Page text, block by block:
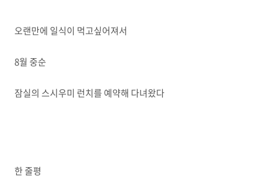
오랜만에 일식이 먹고싶어져서
8월 중순
잠실의 스시우미 런치를 예약해 다녀왔다
한 줄평